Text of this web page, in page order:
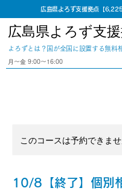
広島県よろず支援拠点【
広島県よろず支
よろずとは？国が全国に設置する無料
⽉〜⾦ 9:00〜16:00
このコースは予約できませ
10/8【終了】個別